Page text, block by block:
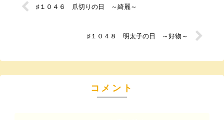
♯１０４６ 爪切りの日 ～綺麗～
♯１０４８ 明太子の日 ～好物～
コメント